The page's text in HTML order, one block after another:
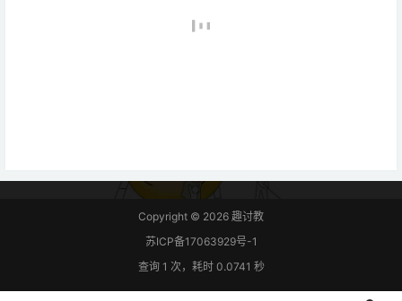
Copyright © 2026 趣讨教
苏ICP备17063929号-1
查询 1 次，耗时 0.0741 秒